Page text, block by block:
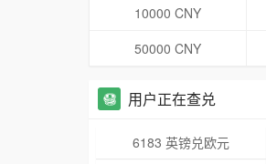
10000 CNY
50000 CNY
用户正在查兑
6183 英镑兑欧元